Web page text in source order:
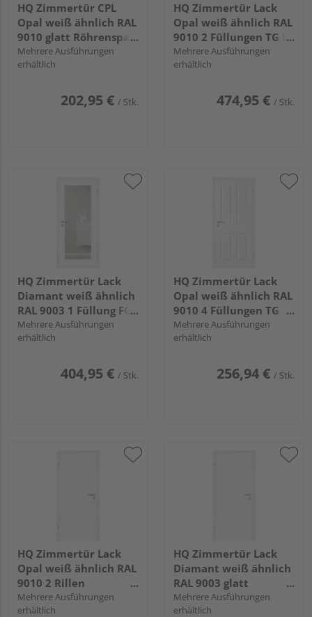
HQ Zimmertür CPL
Opal weiß ähnlich RAL
9010 glatt Röhrenspan
KK1
Mehrere Ausführungen
erhältlich
202,95 € / Stk.
HQ Zimmertür Lack
Opal weiß ähnlich RAL
9010 2 Füllungen TG LA
C Röhrenspan KK1
Mehrere Ausführungen
erhältlich
474,95 € / Stk.
HQ Zimmertür Lack
Diamant weiß ähnlich
RAL 9003 1 Füllung FG
LA E Röhrenspan KK1
Mehrere Ausführungen
erhältlich
404,95 € / Stk.
HQ Zimmertür Lack
Opal weiß ähnlich RAL
9010 4 Füllungen TG
Röhrenspan KK1
Mehrere Ausführungen
erhältlich
256,94 € / Stk.
HQ Zimmertür Lack
Opal weiß ähnlich RAL
9010 2 Rillen
Röhrenspan KK1
Mehrere Ausführungen
erhältlich
HQ Zimmertür Lack
Diamant weiß ähnlich
RAL 9003 glatt
Röhrenspan KK1
Mehrere Ausführungen
erhältlich